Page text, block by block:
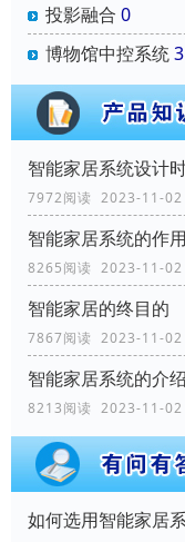
投影融合 0
博物馆中控系统3
智能家居系统设计
7972阅读 2023-11-02
智能家居系统的作用
8265阅读 2023-11-
智能家居的终目的
7867阅读 2023-11-
智能家居系统的介绍
8213阅读 2023-11-
如何选用智能家居